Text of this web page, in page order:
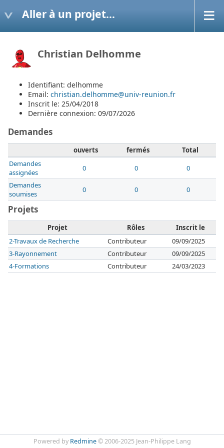
Aller à un projet...
Christian Delhomme
Identifiant: delhomme
Email: christian.delhomme@univ-reunion.fr
Inscrit le: 25/04/2018
Dernière connexion: 09/07/2026
Demandes
ouverts fermés
Total
Demandes
assignées
0 0
0
Demandes
soumises
0 0 0
Projets
Projet Rôles
Inscrit le
2-Travaux de Recherche
Contributeur
09/09/2025
3-Rayonnement
Contributeur
09/09/2025
4-Formations
Contributeur 24/03/2023
Powered by Redmine© 2006-2025 Jean-Philippe Lang